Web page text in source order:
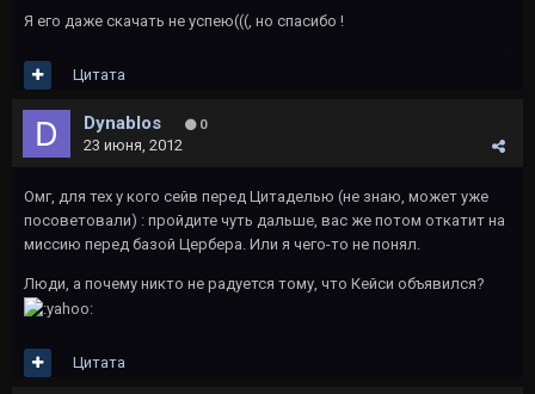
Я его даже скачать не успею(((, но спасибо !
Цитата
Dynablos 0
23 июня, 2012
Омг, для тех у кого сейв перед Цитаделью (не знаю, может уже
посоветовали) : пройдите чуть дальше, вас же потом откатит на
миссию перед базой Цербера. Или я чего-то не понял.
Люди, а почему никто не радуется тому, что Кейси объявился?
Цитата